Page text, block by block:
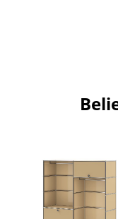
Arbeitszimmer
Stauraum
Balkon & Garten